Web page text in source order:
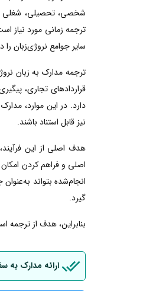
شخصی، تحصیلی، شغلی
ترجمه زمانی مورد نیاز
سایر جوامع نروژی‌زبان را
ترجمه مدارک به زبان
قراردادهای تجاری،
دارد. در این موارد،
نیز قابل استناد باشند.
هدف اصلی از این
اصلی و فراهم کردن
انجام‌شده بتواند
گیرد.
بنابراین، هدف از ترجمه
ارائه مدارک به